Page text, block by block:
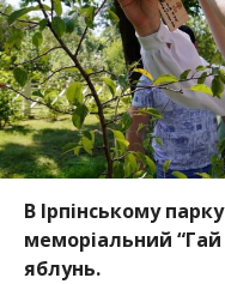
В Ірпінському
меморіальний “Гай
яблунь.